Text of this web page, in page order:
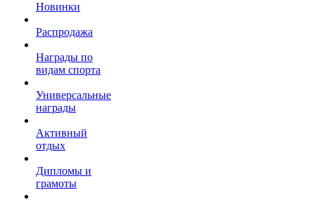
Новинки
Распродажа
Награды по
видам спорта
Универсальные
награды
Активный
отдых
Дипломы и
грамоты